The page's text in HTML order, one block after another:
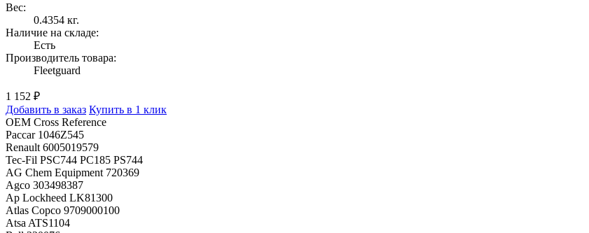
Вес:
0.4354 кг.
Наличие на складе:
Есть
Производитель товара:
Fleetguard
1 152 ₽
Добавить в заказ Купить в 1 клик
OEM Cross Reference
Paccar 1046Z545
Renault 6005019579
Tec-Fil PSC744 PC185 PS744
AG Chem Equipment 720369
Agco 303498387
Ap Lockheed LK81300
Atlas Copco 9709000100
Atsa ATS1104